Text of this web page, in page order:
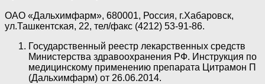
ОАО «Дальхимфарм», 680001, Россия, г.Хабаровск,
ул.Ташкентская, 22, тел/факс (4212) 53-91-86.
Государственный реестр лекарственных средств
Министерства здравоохранения РФ. Инструкция по
медицинскому применению препарата Цитрамон П
(Дальхимфарм) от 26.06.2014.